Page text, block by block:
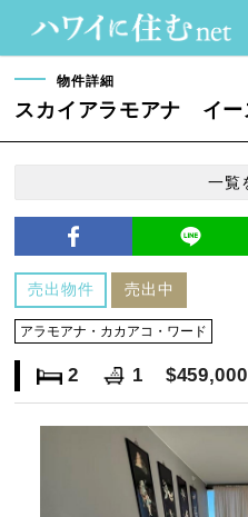
物件詳細
スカイアラモアナ イー
一覧
売出物件 売出中
アラモアナ・カカアコ・ワード
2 1 $459,000